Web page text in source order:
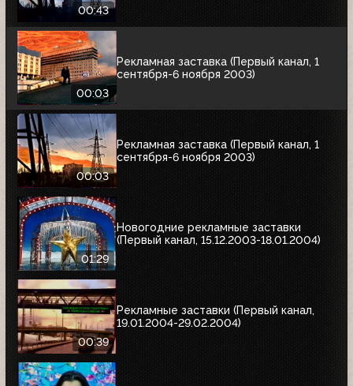
00:43
00:03
Рекламная заставка (Первый канал, 1
сентября-6 ноября 2003)
00:03
Рекламная заставка (Первый канал, 1
сентября-6 ноября 2003)
01:29
Новогодние рекламные заставки
(Первый канал, 15.12.2003-18.01.2004)
00:39
Рекламные заставки (Первый канал,
19.01.2004-29.02.2004)